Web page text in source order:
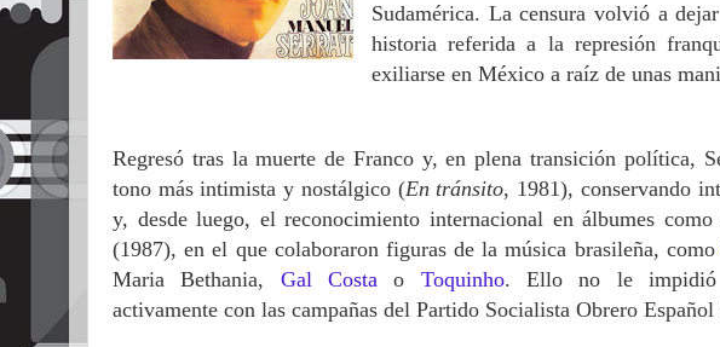
Sudamérica. La censura volvió a
historia referida a la represión
exiliarse en México a raíz de unas
Regresó tras la muerte de Franco y, en plena transición política,
tono más intimista y nostálgico (En tránsito, 1981), conservando
y, desde luego, el reconocimiento internacional en álbumes como
(1987), en el que colaboraron figuras de la música brasileña, como
Maria Bethania, Gal Costao Toquinho. Ello no le impidió
activamente con las campañas del Partido Socialista Obrero Español